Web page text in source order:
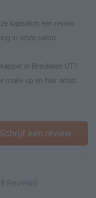
kapsalon een review
in onze salon.
in Breukelen UT?
make up en hair artist.
Schrijf een review
8 Reviews